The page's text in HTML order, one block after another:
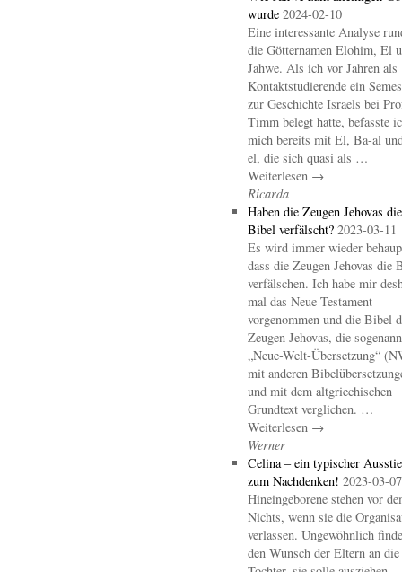
wurde 2024-02-10
Eine interessante Analyse
die Götternamen Elohim, El
Jahwe. Als ich vor Jahren als
Kontaktstudierende ein
zur Geschichte Israels bei
Timm belegt hatte, befasste
mich bereits mit El, Ba-al
el, die sich quasi als …
Weiterlesen →
Ricarda
Haben die Zeugen Jehovas die
Bibel verfälscht? 2023-03-11
Es wird immer wieder
dass die Zeugen Jehovas die
verfälschen. Ich habe mir
mal das Neue Testament
vorgenommen und die Bibel
Zeugen Jehovas, die
„Neue-Welt-Übersetzung“
mit anderen
und mit dem altgriechischen
Grundtext verglichen. …
Weiterlesen →
Werner
Celina – ein typischer
zum Nachdenken! 2023-03-07
Hineingeborene stehen vor
Nichts, wenn sie die
verlassen. Ungewöhnlich
den Wunsch der Eltern an die